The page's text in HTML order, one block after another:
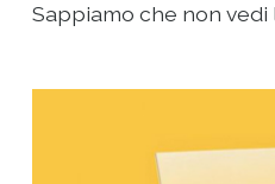
Sappiamo che non vedi